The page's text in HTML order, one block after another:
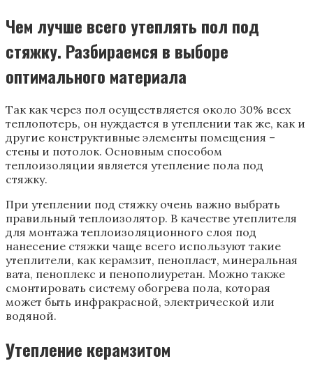
Чем лучше всего утеплять пол под
стяжку. Разбираемся в выборе
оптимального материала
Так как через пол осуществляется около 30% всех
теплопотерь, он нуждается в утеплении так же, как и
другие конструктивные элементы помещения –
стены и потолок. Основным способом
теплоизоляции является утепление пола под
стяжку.
При утеплении под стяжку очень важно выбрать
правильный теплоизолятор. В качестве утеплителя
для монтажа теплоизоляционного слоя под
нанесение стяжки чаще всего используют такие
утеплители, как керамзит, пенопласт, минеральная
вата, пеноплекс и пенополиуретан. Можно также
смонтировать систему обогрева пола, которая
может быть инфракрасной, электрической или
водяной.
Утепление керамзитом